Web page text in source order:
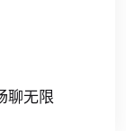
聊无限